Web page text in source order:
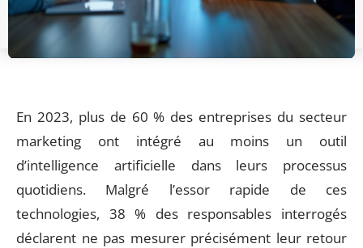
En 2023, plus de 60 % des entreprises du secteur
marketing ont intégré au moins un outil
d’intelligence artificielle dans leurs processus
quotidiens. Malgré l’essor rapide de ces
technologies, 38 % des responsables interrogés
déclarent ne pas mesurer précisément leur retour